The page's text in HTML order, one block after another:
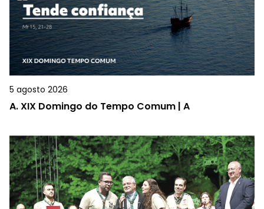
5 agosto 2026
A.XIX Domingo do Tempo Comum | A